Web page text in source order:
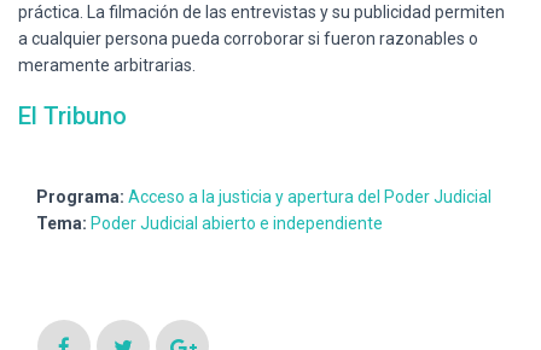
práctica. La filmación de las entrevistas y su publicidad permiten
a cualquier persona pueda corroborar si fueron razonables o
meramente arbitrarias.
El Tribuno
Programa: Acceso a la justicia y apertura del Poder Judicial
Tema: Poder Judicial abierto e independiente